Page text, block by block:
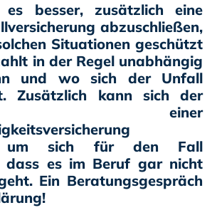
besser, zusätzlich eine
abzuschließen,
Situationen geschützt
in der Regel unabhängig
und wo sich der Unfall
Zusätzlich kann sich der
einer
um sich für den Fall
dass es im Beruf gar nicht
Ein Beratungsgespräch